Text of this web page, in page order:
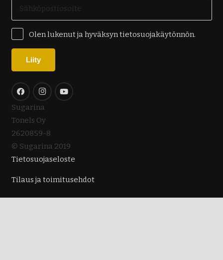
Olen lukenut ja hyväksyn tietosuojakäytönnön.
Sugarina
Tonels Oy
2620859-8
© Sugarina 2019
Tietosuojaseloste
Tilaus ja toimitusehdot